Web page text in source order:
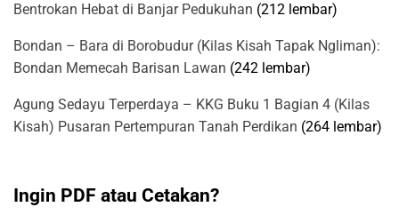
Bentrokan Hebat di Banjar Pedukuhan (212 lembar)
Bondan – Bara di Borobudur (Kilas Kisah Tapak Ngliman):
Bondan Memecah Barisan Lawan (242 lembar)
Agung Sedayu Terperdaya – KKG Buku 1 Bagian 4 (Kilas
Kisah) Pusaran Pertempuran Tanah Perdikan (264 lembar)
Ingin PDF atau Cetakan?